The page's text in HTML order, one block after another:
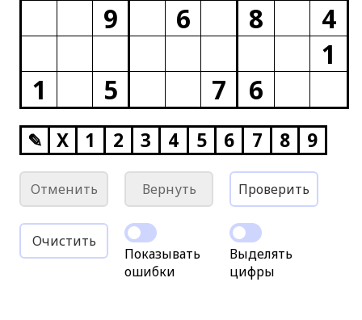
9
6 8
4
1
1
5 7 6
✎ X 1 2 3 4 5 6 7 8 9
Отменить Вернуть Проверить
Очистить
Показывать
ошибки
Выделять
цифры